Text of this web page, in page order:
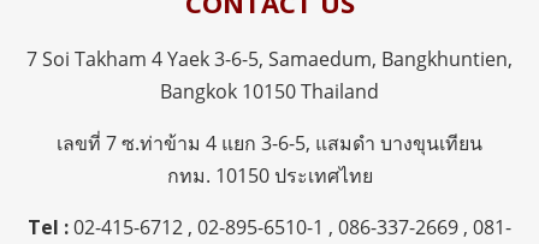
7 Soi Takham 4 Yaek 3-6-5, Samaedum, Bangkhuntien,
Bangkok 10150 Thailand
เลขที่ 7 ซ.ท่าข้าม 4 แยก 3-6-5, แสมดำ บางขุนเทียน
กทม. 10150 ประเทศไทย
Tel :02-415-6712 , 02-895-6510-1 , 086-337-2669 , 081-